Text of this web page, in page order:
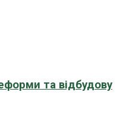
та відбудову